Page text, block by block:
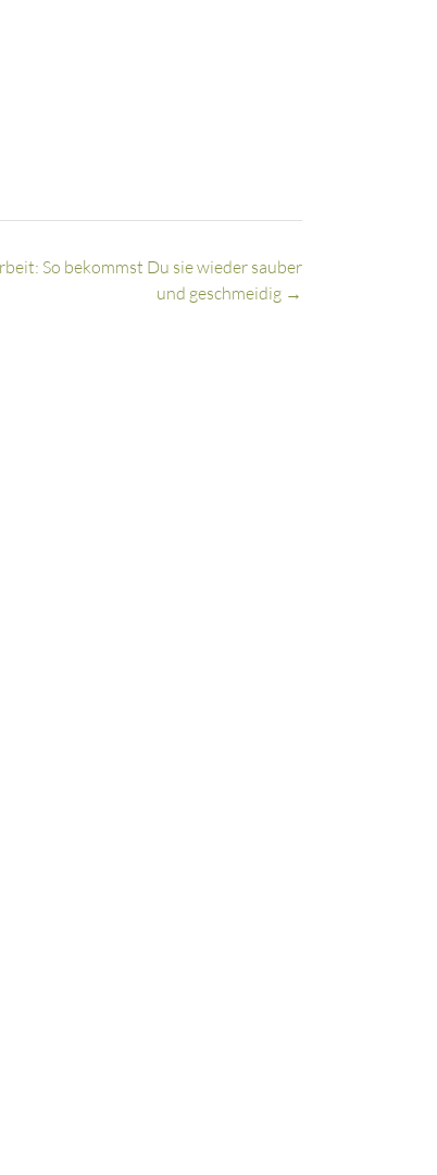
So bekommst Du sie wieder sauber
und geschmeidig →